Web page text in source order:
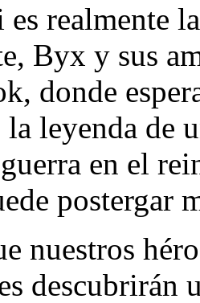
es realmente
Byx y sus
donde
la leyenda de
en el
postergar
nuestros
descubrirán